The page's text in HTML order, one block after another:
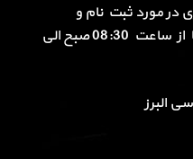
در مورد ثبت نام و
سوالات آموزشی مرتبط با دوره ها از ساعت 08:30 صبح الی
البرز